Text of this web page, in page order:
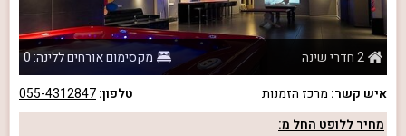
2 חדרי שינה
מקסימום אורחים ללינה: 0
איש קשר: מרכז הזמנות טלפון:055-4312847
מחיר ללופט החל מ: